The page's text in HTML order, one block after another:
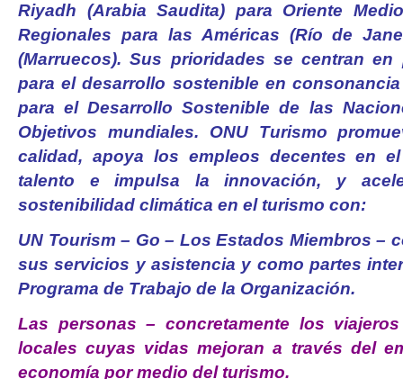
Riyadh (Arabia Saudita) para Oriente
Regionales para las Américas (Río de
(Marruecos). Sus prioridades se centran
para el desarrollo sostenible en
para el Desarrollo Sostenible de las
Objetivos mundiales. ONU Turismo
calidad, apoya los empleos decentes en
talento e impulsa la innovación, y
sostenibilidad climática en el turismo con:
UN Tourism – Go – Los Estados Miembros –
sus servicios y asistencia y como partes
Programa de Trabajo de la Organización.
Las personas – concretamente los
locales cuyas vidas mejoran a través del
economía por medio del turismo.